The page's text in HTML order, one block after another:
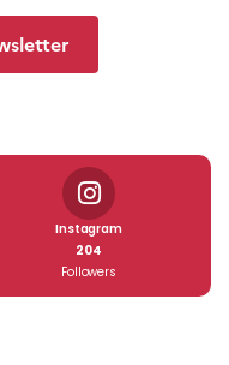
Instagram
204
Followers